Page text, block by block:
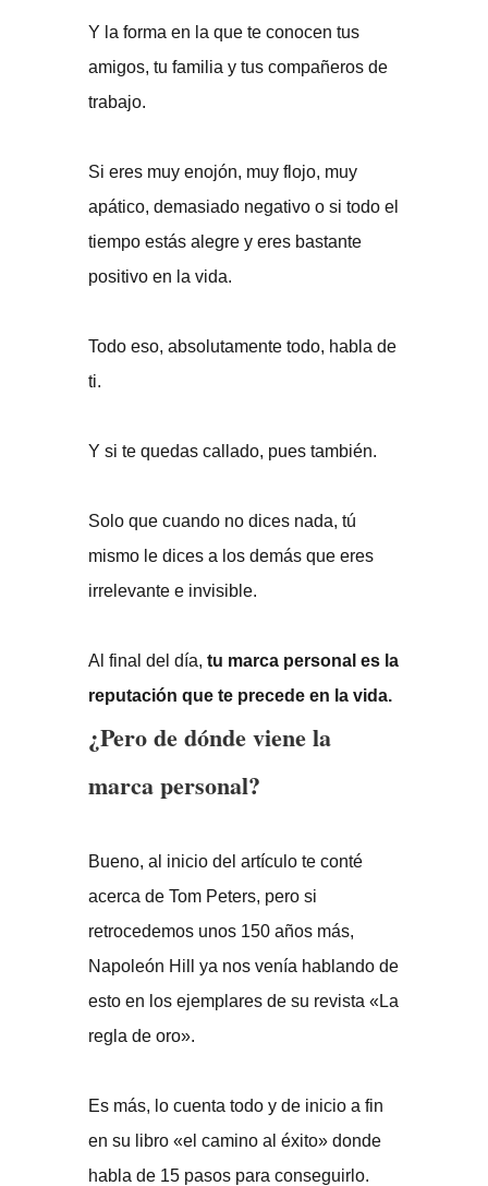
Y la forma en la que te conocen tus
amigos, tu familia y tus compañeros de
trabajo.
Si eres muy enojón, muy flojo, muy
apático, demasiado negativo o si todo el
tiempo estás alegre y eres bastante
positivo en la vida.
Todo eso, absolutamente todo, habla de
ti.
Y si te quedas callado, pues también.
Solo que cuando no dices nada, tú
mismo le dices a los demás que eres
irrelevante e invisible.
Al final del día, tu marca personal es la
reputación que te precede en la vida.
¿Pero de dónde viene la
marca personal?
Bueno, al inicio del artículo te conté
acerca de Tom Peters, pero si
retrocedemos unos 150 años más,
Napoleón Hill ya nos venía hablando de
esto en los ejemplares de su revista «La
regla de oro».
Es más, lo cuenta todo y de inicio a fin
en su libro «el camino al éxito» donde
habla de 15 pasos para conseguirlo.